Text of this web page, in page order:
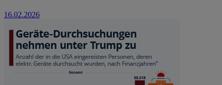
16.02.2026